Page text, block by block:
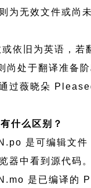
为无效文件或尚
依旧为英语，若
尚处于翻译准备
过薇晓朵
什么区别？
是可编辑文件
器中看到源代码。
是已编译的